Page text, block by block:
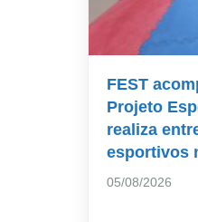
FEST
Projeto
realiza
esportivos
05/08/2026